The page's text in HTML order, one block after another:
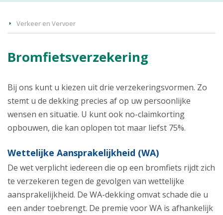
Verkeer en Vervoer
Bromfietsverzekering
Bij ons kunt u kiezen uit drie verzekeringsvormen. Zo
stemt u de dekking precies af op uw persoonlijke
wensen en situatie. U kunt ook no-claimkorting
opbouwen, die kan oplopen tot maar liefst 75%.
Wettelijke Aansprakelijkheid (WA)
De wet verplicht iedereen die op een bromfiets rijdt zich
te verzekeren tegen de gevolgen van wettelijke
aansprakelijkheid. De WA-dekking omvat schade die u
een ander toebrengt. De premie voor WA is afhankelijk